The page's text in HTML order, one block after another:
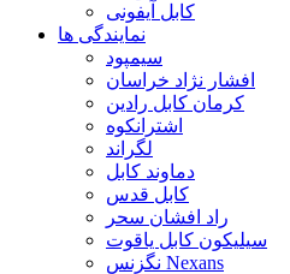
کابل آیفونی
نمایندگی ها
سیمپود
افشار نژاد خراسان
کرمان کابل رادین
اشترانکوه
لگراند
دماوند کابل
کابل قدس
راد افشان سحر
سیلیکون کابل یاقوت
نگزنس Nexans